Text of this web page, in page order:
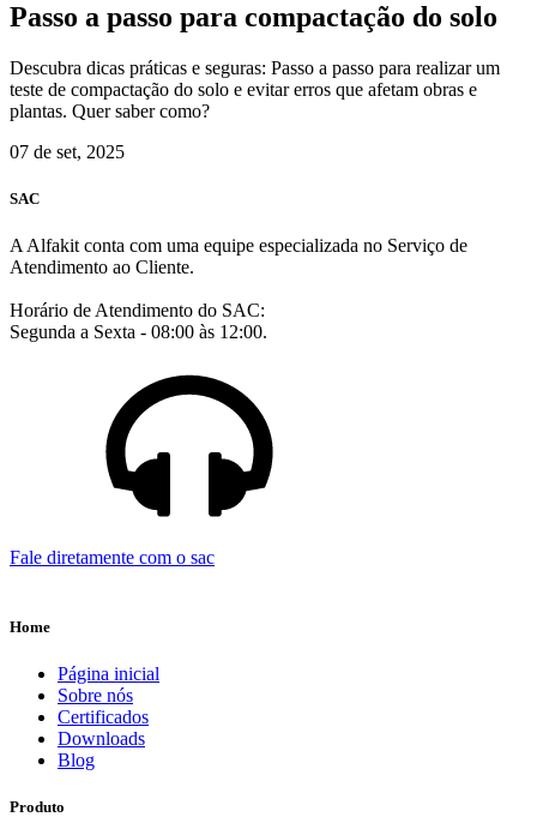
Passo a passo para compactação do solo
Descubra dicas práticas e seguras: Passo a passo para realizar um
teste de compactação do solo e evitar erros que afetam obras e
plantas. Quer saber como?
07 de set, 2025
SAC
A Alfakit conta com uma equipe especializada no Serviço de
Atendimento ao Cliente.
Horário de Atendimento do SAC:
Segunda a Sexta - 08:00 às 12:00.
Fale diretamente com o sac
Home
Página inicial
Sobre nós
Certificados
Downloads
Blog
Produto